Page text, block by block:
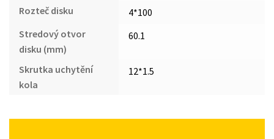
Rozteč disku
4*100
Stredový otvor
disku (mm)
60.1
Skrutka uchytění
kola
12*1.5